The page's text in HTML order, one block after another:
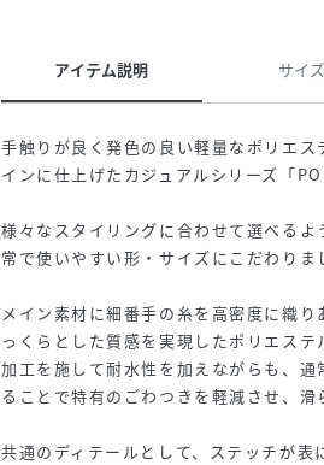
アイテム説明 サイズ
手触りが良く発色の良い軽量なポリエ
インに仕上げたカジュアルシリーズ「
様々なスタイリングに合わせて選べるよ
常で使いやすい形・サイズにこだわりま
メイン素材に細番手の糸を高密度に織
っくらとした質感を実現したポリエス
加工を施して耐水性を加えながらも、
ることで特有のごわつきを軽減させ、滑
共通のディテールとして、ステッチが表